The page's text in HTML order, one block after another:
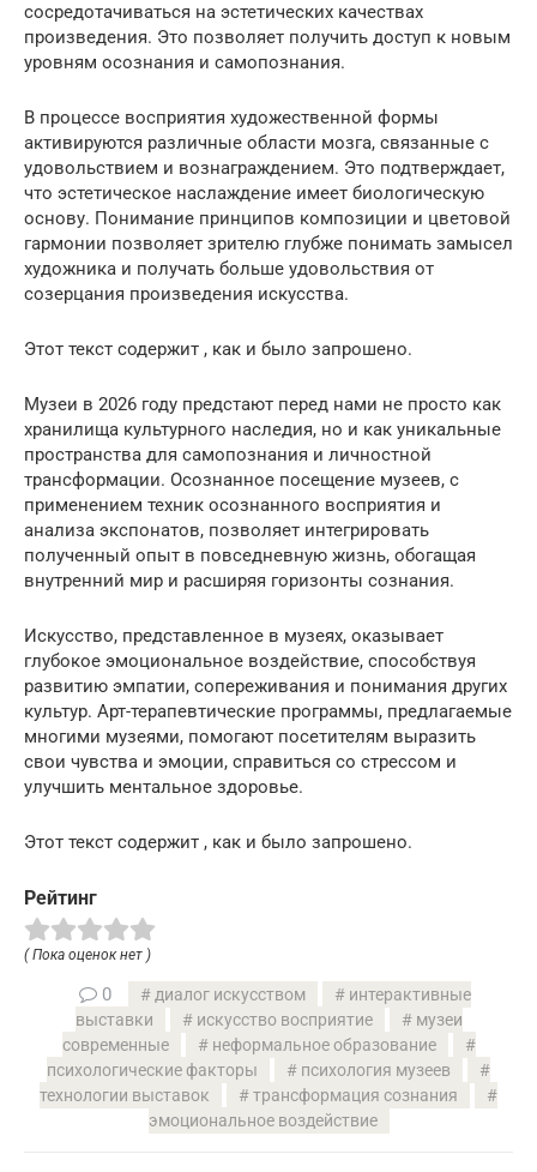
сосредотачиваться на эстетических качествах
произведения. Это позволяет получить доступ к новым
уровням осознания и самопознания.
В процессе восприятия художественной формы
активируются различные области мозга, связанные с
удовольствием и вознаграждением. Это подтверждает,
что эстетическое наслаждение имеет биологическую
основу. Понимание принципов композиции и цветовой
гармонии позволяет зрителю глубже понимать замысел
художника и получать больше удовольствия от
созерцания произведения искусства.
Этот текст содержит , как и было запрошено.
Музеи в 2026 году предстают перед нами не просто как
хранилища культурного наследия, но и как уникальные
пространства для самопознания и личностной
трансформации. Осознанное посещение музеев, с
применением техник осознанного восприятия и
анализа экспонатов, позволяет интегрировать
полученный опыт в повседневную жизнь, обогащая
внутренний мир и расширяя горизонты сознания.
Искусство, представленное в музеях, оказывает
глубокое эмоциональное воздействие, способствуя
развитию эмпатии, сопереживания и понимания других
культур. Арт-терапевтические программы, предлагаемые
многими музеями, помогают посетителям выразить
свои чувства и эмоции, справиться со стрессом и
улучшить ментальное здоровье.
Этот текст содержит , как и было запрошено.
Рейтинг
( Пока оценок нет )
0 диалог искусством
интерактивные
выставки
искусство восприятие
музеи
современные
неформальное образование
психологические факторы
психология музеев
технологии выставок
трансформация сознания
эмоциональное воздействие